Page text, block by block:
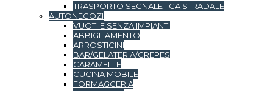
TRASPORTO SEGNALETICA STRADALE
AUTONEGOZI
VUOTI E SENZA IMPIANTI
ABBIGLIAMENTO
ARROSTICINI
BAR/GELATERIA/CREPES
CARAMELLE
CUCINA MOBILE
FORMAGGERIA